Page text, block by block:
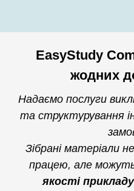
EasyStudy
жодних
Надаємо послуги
та структурування
Зібрані матеріали
працею, але
якості прикладу